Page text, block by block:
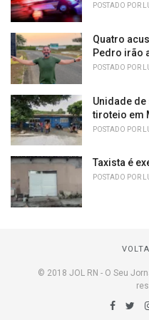
POSTADO POR
Quatro
Pedro irão
POSTADO POR
Unidade
tiroteio em
POSTADO POR
Taxista é
POSTADO POR
© 2018 JOL RN - O Seu